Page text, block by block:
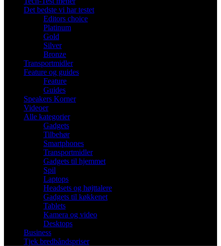
Det bedste vi har testet
Editors choice
Platinum
Gold
Silver
Bronze
Transportmidler
Feature og guides
Feature
Guides
Speakers Korner
Videoer
Alle kategorier
Gadgets
Tilbehør
Smartphones
Transportmidler
Gadgets til hjemmet
Spil
Laptops
Headsets og højttalere
Gadgets til køkkenet
Tablets
Kamera og video
Desktops
Business
Tjek bredbåndspriser